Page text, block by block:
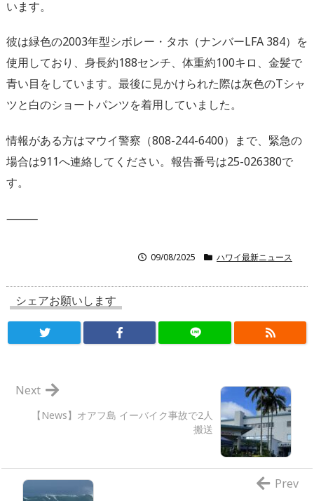
います。
彼は緑色の2003年型シボレー・タホ（ナンバーLFA 384）を
使用しており、身長約188センチ、体重約100キロ、金髪で
青い目をしています。最後に見かけられた際は灰色のTシャ
ツと白のショートパンツを着用していました。
情報がある方はマウイ警察（808-244-6400）まで、緊急の
場合は911へ連絡してください。報告番号は25-026380で
す。
⸻
09/08/2025 ハワイ最新ニュース
シェアお願いします
【News】オアフ島 イーバイク事故で2人
搬送
Next
Prev